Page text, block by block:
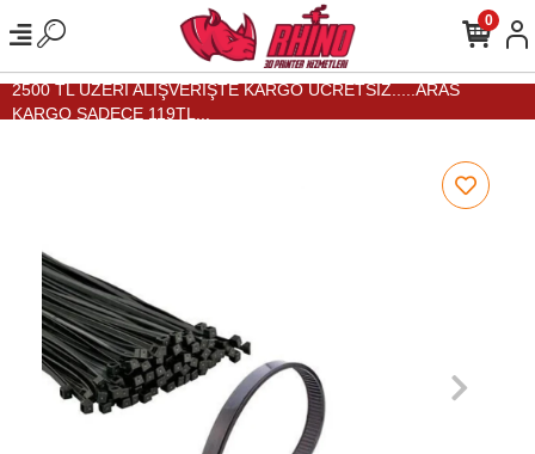
2500 TL ÜZERİ ALIŞVERİŞTE KARGO ÜCRETSİZ.....ARAS
KARGO SADECE 119TL...
0